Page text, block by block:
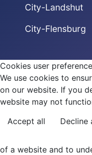
City-Landshut
City-Flensburg
Cookies user
We use cookies to
on our website. If you
website may not
Accept all
Decline
of a website and to